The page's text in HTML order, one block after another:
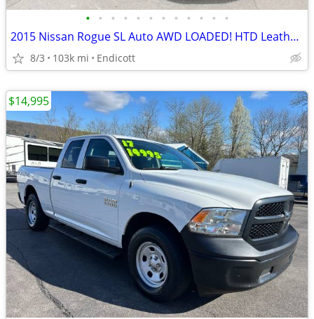
• • • • • • • • • • • •
2015 Nissan Rogue SL Auto AWD LOADED! HTD Leather! 1-Owner! 103K!
8/3 103k mi Endicott
$14,995